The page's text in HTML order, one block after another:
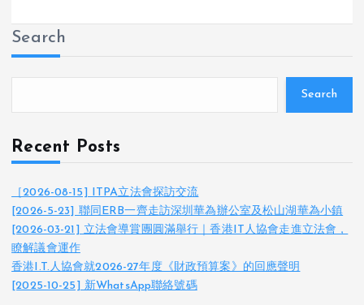
Search
Search
Recent Posts
［2026-08-15] ITPA立法會探訪交流
[2026-5-23] 聯同ERB一齊走訪深圳華為辦公室及松山湖華為小鎮
[2026-03-21] 立法會導賞團圓滿舉行｜香港IT人協會走進立法會，
瞭解議會運作
香港I.T.人協會就2026-27年度《財政預算案》的回應聲明
[2025-10-25] 新WhatsApp聯絡號碼